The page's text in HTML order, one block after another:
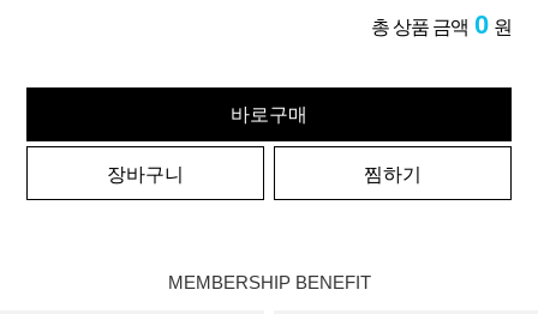
총 상품 금액 0 원
바로구매
장바구니 찜하기
MEMBERSHIP BENEFIT